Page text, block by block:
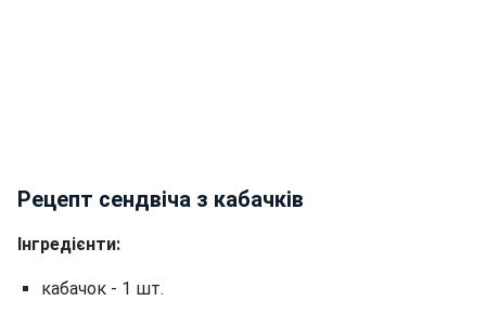
Рецепт сендвіча з кабачків
Інгредієнти:
кабачок - 1 шт.